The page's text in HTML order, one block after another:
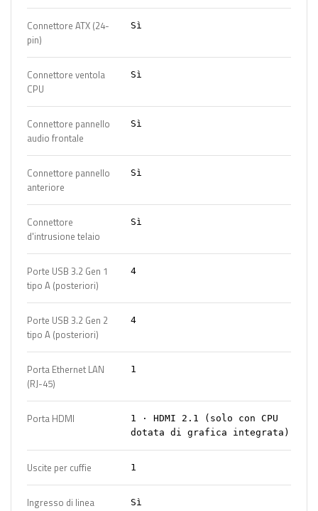
Connettore ATX (24-
pin)
Sì
Connettore ventola
CPU
Sì
Connettore pannello
audio frontale
Sì
Connettore pannello
anteriore
Sì
Connettore
d'intrusione telaio
Sì
Porte USB 3.2 Gen 1
tipo A (posteriori)
4
Porte USB 3.2 Gen 2
tipo A (posteriori)
4
Porta Ethernet LAN
(RJ-45)
1
Porta HDMI
1 · HDMI 2.1 (solo con CPU
dotata di grafica integrata)
Uscite per cuffie 1
Ingresso di linea Sì